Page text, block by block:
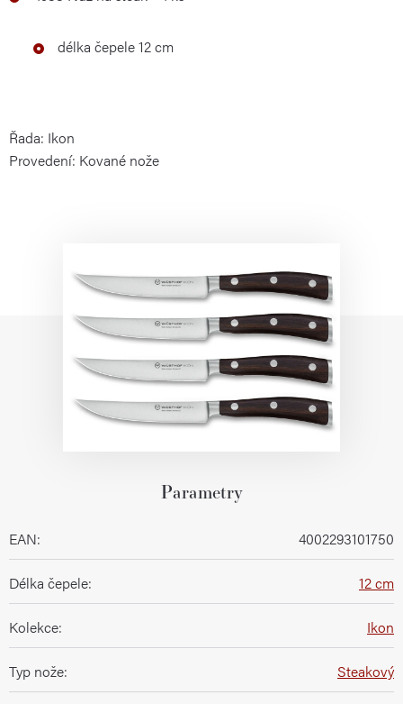
délka čepele 12 cm
Řada: Ikon
Provedení: Kované nože
Parametry
EAN: 4002293101750
Délka čepele: 12 cm
Kolekce: Ikon
Typ nože: Steakový